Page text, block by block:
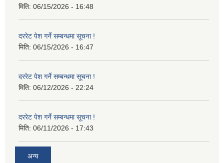
मिति: 06/15/2026 - 16:48
दररेट पेश गर्ने सम्बन्धमा सूचना !
मिति: 06/15/2026 - 16:47
दररेट पेश गर्ने सम्बन्धमा सूचना !
मिति: 06/12/2026 - 22:24
दररेट पेश गर्ने सम्बन्धमा सूचना !
मिति: 06/11/2026 - 17:43
अन्य